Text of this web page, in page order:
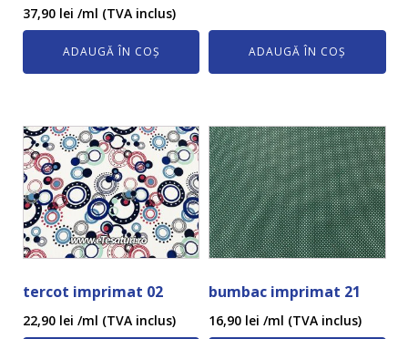
37,90 lei /ml (TVA inclus)
ADAUGĂ ÎN COȘ ADAUGĂ ÎN COȘ
tercot imprimat 02
22,90 lei /ml (TVA inclus)
bumbac imprimat 21
16,90 lei /ml (TVA inclus)